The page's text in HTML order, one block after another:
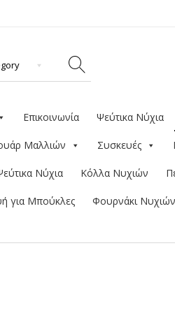
Επικοινωνία Ψεύτικα Νύχια
Μαλλιών Συσκευές
Νύχια Κόλλα Νυχιών
για Μπούκλες Φουρνάκι Νυχιών